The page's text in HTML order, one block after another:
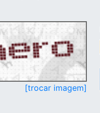
[trocar imagem]